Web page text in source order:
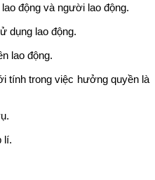
động và người lao động.
dụng lao động.
lao động.
tính trong việc hưởng quyền là
lí.